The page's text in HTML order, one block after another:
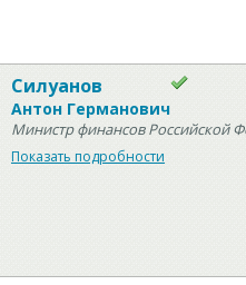
Силуанов
Антон Германович
Министр финансов Российской
Показать подробности